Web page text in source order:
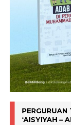
‘AISYIYAH –